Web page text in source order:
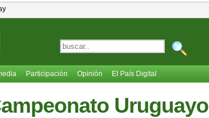
Participación Opinión El País Digital
Uruguayo